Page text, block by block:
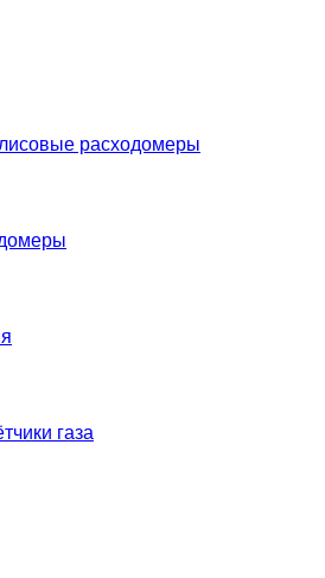
расходомеры
газа